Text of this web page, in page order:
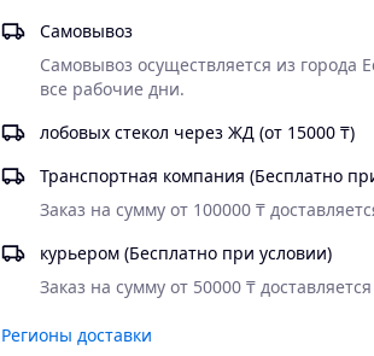
Самовывоз
Самовывоз осуществляется из города
все рабочие дни.
лобовых стекол через ЖД (от 15000 ₸)
Транспортная компания (Бесплатно
Заказ на сумму от 100000 ₸
курьером (Бесплатно при условии)
Заказ на сумму от 50000 ₸
Регионы доставки